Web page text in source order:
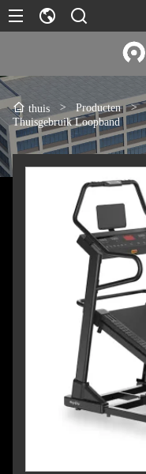
thuis > Producten >
Thuisgebruik Loopband